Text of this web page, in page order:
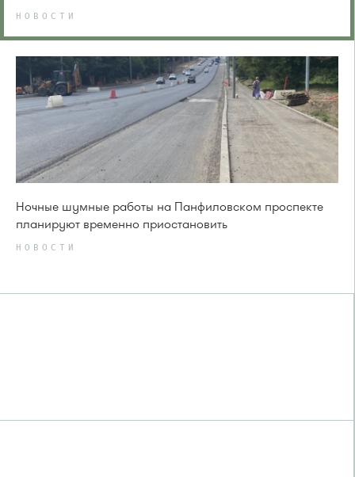
НОВОСТИ
Ночные шумные работы на Панфиловском проспекте
планируют временно приостановить
НОВОСТИ